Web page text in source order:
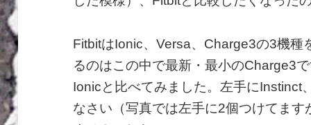
FitbitはIonic、Versa、Charge3の3機種
るのはこの中で最新・最小のCharge3
Ionicと比べてみました。左手にInstinct
なさい（写真では左手に2個つけてま